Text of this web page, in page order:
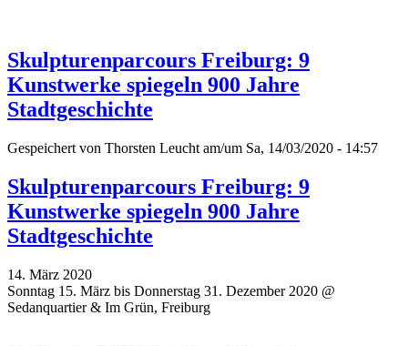
Skulpturenparcours Freiburg: 9
Kunstwerke spiegeln 900 Jahre
Stadtgeschichte
Gespeichert von Thorsten Leucht am/um Sa, 14/03/2020 - 14:57
Skulpturenparcours Freiburg: 9
Kunstwerke spiegeln 900 Jahre
Stadtgeschichte
14. März 2020
Sonntag 15. März bis Donnerstag 31. Dezember 2020 @
Sedanquartier & Im Grün, Freiburg